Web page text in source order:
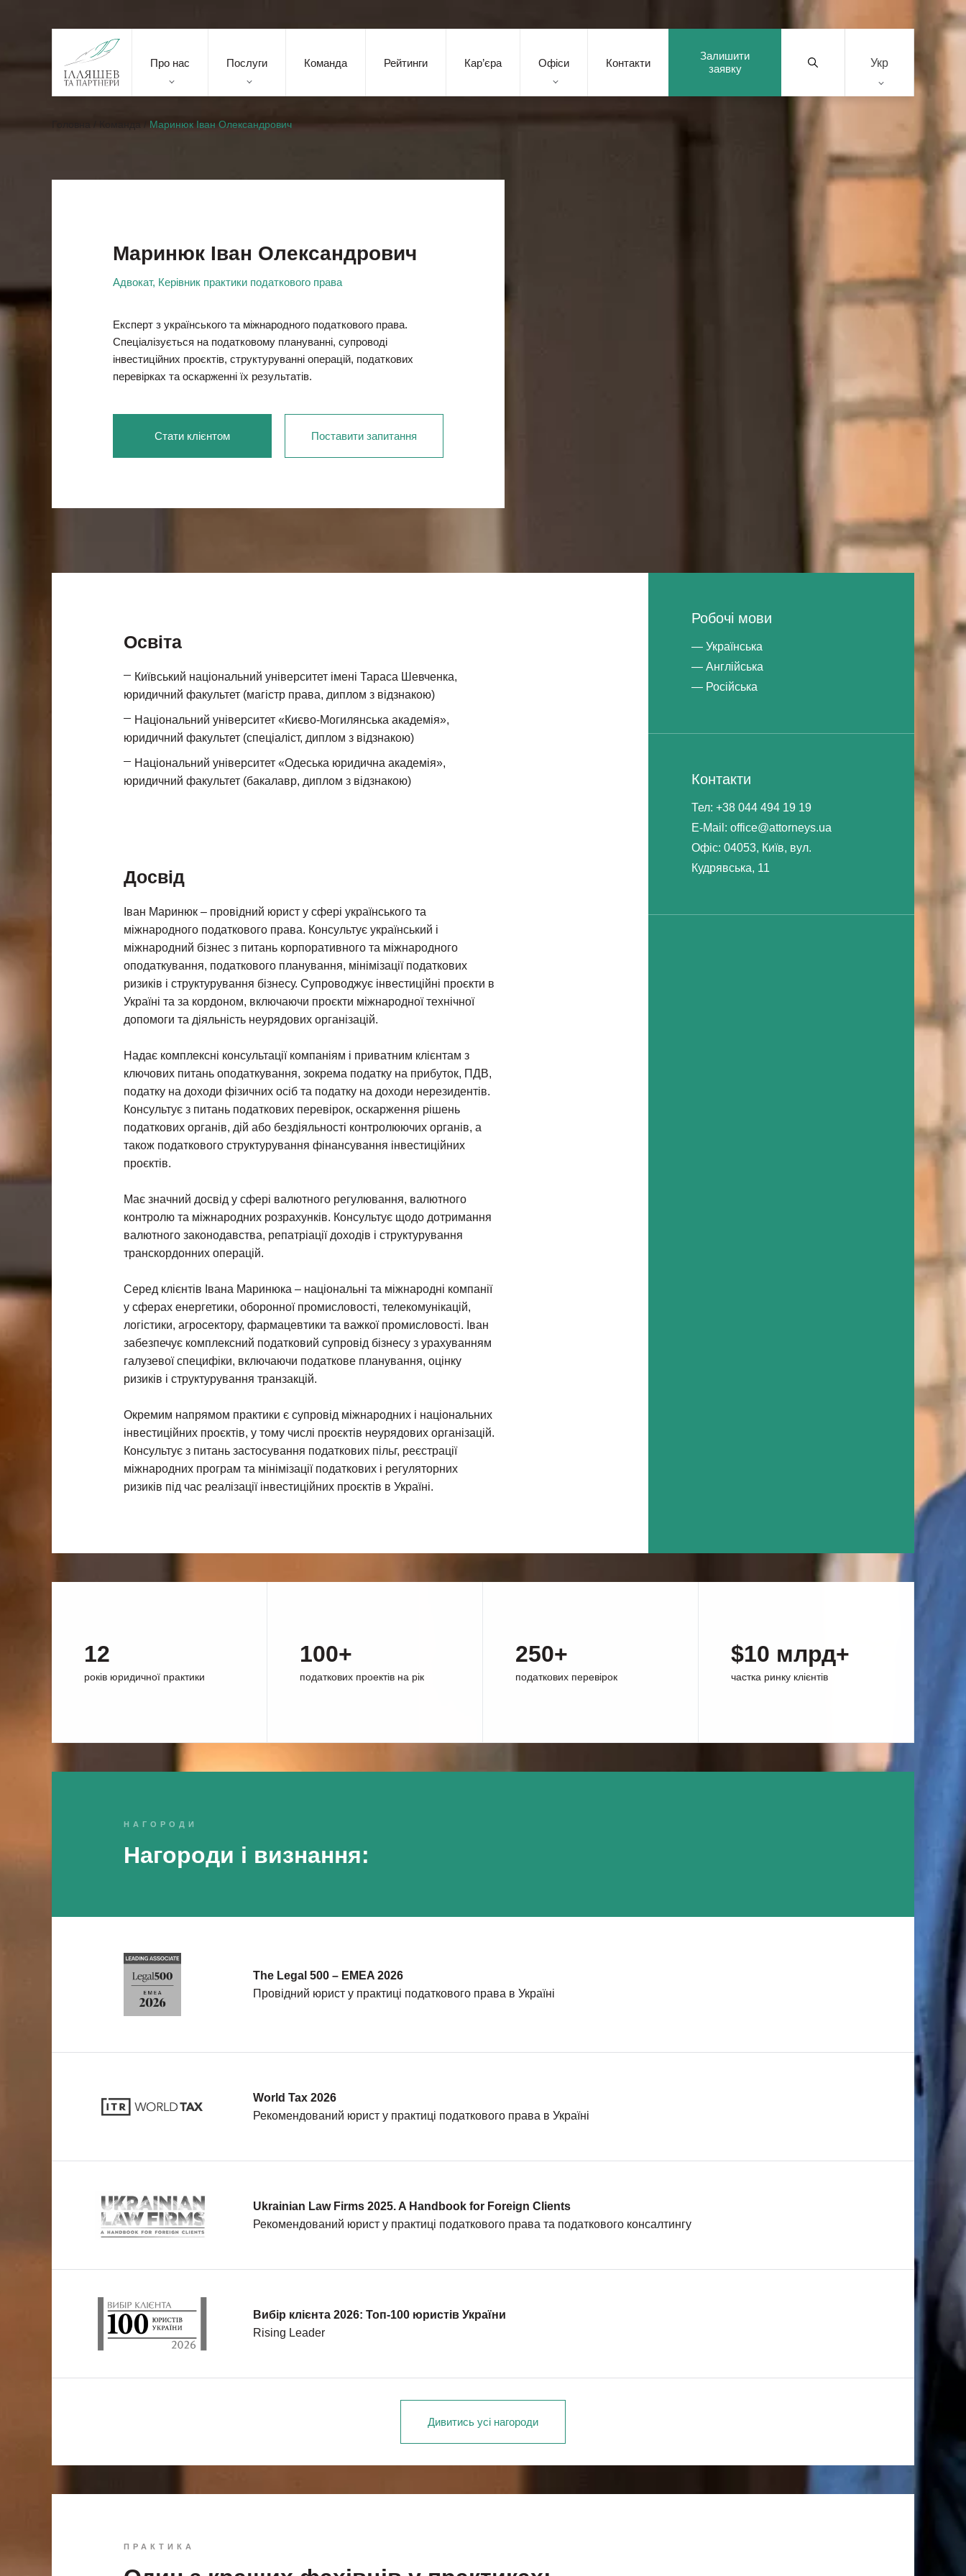
Залишити
заявку
Укр
Про нас Послуги Команда Рейтинги Кар’єра Офіси Контакти
Маринюк Іван Олександрович
Маринюк Іван Олександрович
Адвокат, Керівник практики податкового права
Експерт з українського та міжнародного податкового права.
Спеціалізується на податковому плануванні, супроводі
інвестиційних проєктів, структуруванні операцій, податкових
перевірках та оскарженні їх результатів.
Стати клієнтом Поставити запитання
Освіта
Київський національний університет імені Тараса Шевченка,
юридичний факультет (магістр права, диплом з відзнакою)
Національний університет «Києво-Могилянська академія»,
юридичний факультет (спеціаліст, диплом з відзнакою)
Національний університет «Одеська юридична академія»,
юридичний факультет (бакалавр, диплом з відзнакою)
Досвід
Іван Маринюк – провідний юрист у сфері українського та
міжнародного податкового права. Консультує український і
міжнародний бізнес з питань корпоративного та міжнародного
оподаткування, податкового планування, мінімізації податкових
ризиків і структурування бізнесу. Супроводжує інвестиційні проєкти в
Україні та за кордоном, включаючи проєкти міжнародної технічної
допомоги та діяльність неурядових організацій.
Надає комплексні консультації компаніям і приватним клієнтам з
ключових питань оподаткування, зокрема податку на прибуток, ПДВ,
податку на доходи фізичних осіб та податку на доходи нерезидентів.
Консультує з питань податкових перевірок, оскарження рішень
податкових органів, дій або бездіяльності контролюючих органів, а
також податкового структурування фінансування інвестиційних
проєктів.
Має значний досвід у сфері валютного регулювання, валютного
контролю та міжнародних розрахунків. Консультує щодо дотримання
валютного законодавства, репатріації доходів і структурування
транскордонних операцій.
Серед клієнтів Івана Маринюка – національні та міжнародні компанії
у сферах енергетики, оборонної промисловості, телекомунікацій,
логістики, агросектору, фармацевтики та важкої промисловості. Іван
забезпечує комплексний податковий супровід бізнесу з урахуванням
галузевої специфіки, включаючи податкове планування, оцінку
ризиків і структурування транзакцій.
Окремим напрямом практики є супровід міжнародних і національних
інвестиційних проєктів, у тому числі проєктів неурядових організацій.
Консультує з питань застосування податкових пільг, реєстрації
міжнародних програм та мінімізації податкових і регуляторних
ризиків під час реалізації інвестиційних проєктів в Україні.
Робочі мови
Українська
Англійська
Російська
Контакти
Тел: +38 044 494 19 19
E-Mail: office@attorneys.ua
Офіс: 04053, Київ, вул.
Кудрявська, 11
12
років юридичної практики
100+
податкових проектів на рік
250+
податкових перевірок
$10 млрд+
частка ринку клієнтів
НАГОРОДИ
Нагороди і визнання:
The Legal 500 – EMEA 2026
Провідний юрист у практиці податкового права в Україні
World Tax 2026
Рекомендований юрист у практиці податкового права в Україні
Ukrainian Law Firms 2025. A Handbook for Foreign Clients
Рекомендований юрист у практиці податкового права та податкового консалтингу
Вибір клієнта 2026: Топ-100 юристів України
Rising Leader
Дивитись усі нагороди
ПРАКТИКА